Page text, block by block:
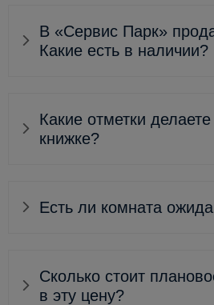
В «Сервис Парк»
Какие есть в наличии?
Какие отметки
книжке?
Есть ли комната
Сколько стоит
в эту цену?